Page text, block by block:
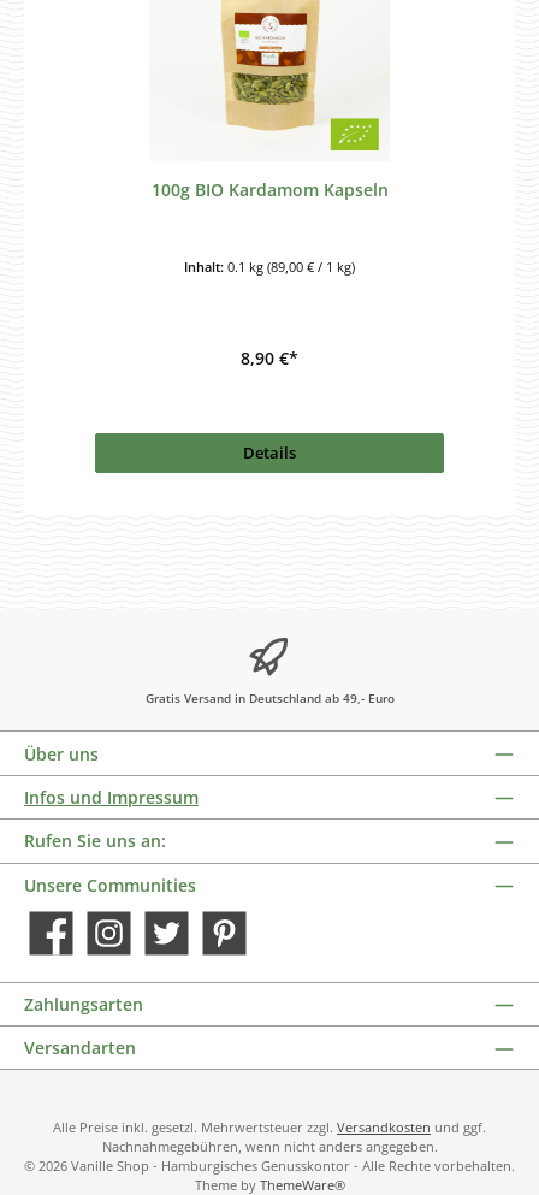
100g BIO Kardamom Kapseln
Inhalt: 0.1 kg (89,00 € / 1 kg)
8,90 €*
Details
Gratis Versand in Deutschland ab 49,- Euro
Über uns
Infos und Impressum
Rufen Sie uns an:
Unsere Communities
Facebook Instagram Twitter Pinterest
Zahlungsarten
Versandarten
Alle Preise inkl. gesetzl. Mehrwertsteuer zzgl. Versandkosten und ggf.
Nachnahmegebühren, wenn nicht anders angegeben.
© 2026 Vanille Shop - Hamburgisches Genusskontor - Alle Rechte vorbehalten.
Theme by ThemeWare®